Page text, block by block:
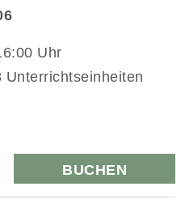
Uhr
Unterrichtseinheiten
BUCHEN